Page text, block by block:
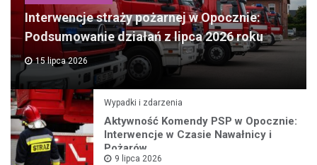
Interwencje straży pożarnej w Opocznie:
Podsumowanie działań z lipca 2026 roku
15 lipca 2026
Wypadki i zdarzenia
Aktywność Komendy PSP w Opocznie:
Interwencje w Czasie Nawałnicy i
Pożarów
9 lipca 2026